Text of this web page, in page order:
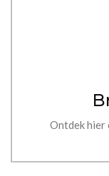
Ontdek hier